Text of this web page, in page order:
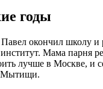
годы
окончил школу и
институт. Мама парня
лучше в Москве, и
Мытищи.